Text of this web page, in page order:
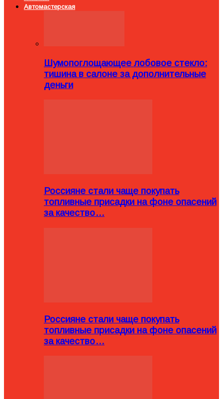
Автомастерская
Шумопоглощающее лобовое стекло:
тишина в салоне за дополнительные
деньги
Россияне стали чаще покупать
топливные присадки на фоне опасений
за качество…
Россияне стали чаще покупать
топливные присадки на фоне опасений
за качество…